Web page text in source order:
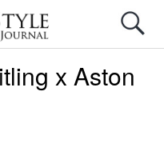
x Aston